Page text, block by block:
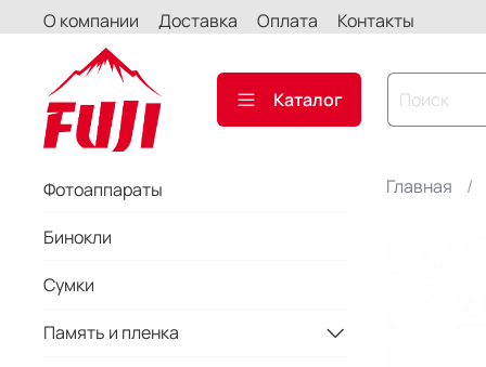
О компании Доставка Оплата Контакты
Каталог
Главная
Фотоаппараты
Бинокли
Сумки
Память и пленка